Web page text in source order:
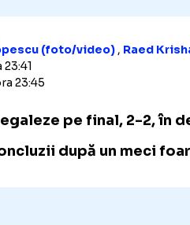
(foto/video), Raed
23:45
pe final, 2-2, în
după un meci